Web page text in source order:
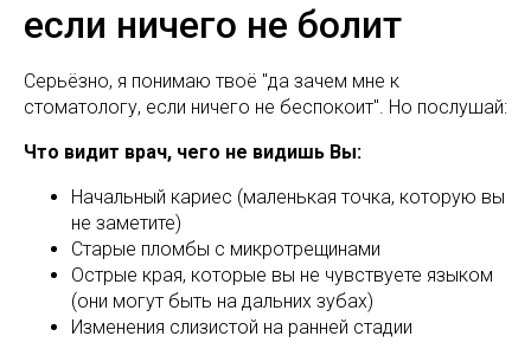
если ничего не болит
Серьёзно, я понимаю твоё "да зачем мне к
стоматологу, если ничего не беспокоит". Но послушай:
Что видит врач, чего не видишь Вы:
Начальный кариес (маленькая точка, которую вы
не заметите)
Старые пломбы с микротрещинами
Острые края, которые вы не чувствуете языком
(они могут быть на дальних зубах)
Изменения слизистой на ранней стадии